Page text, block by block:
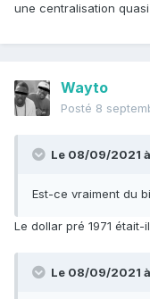
une centralisation
Wayto
Posté 8
Le 08/09/2021 à
Est-ce vraiment du
Le dollar pré 1971 était-
Le 08/09/2021 à